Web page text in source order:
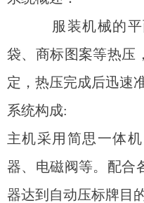
服装机械的平面
袋、商标图案等热压
定，热压完成后迅速
系统构成:
主机采用简思一体
器、电磁阀等。配合
器达到自动压标牌目的